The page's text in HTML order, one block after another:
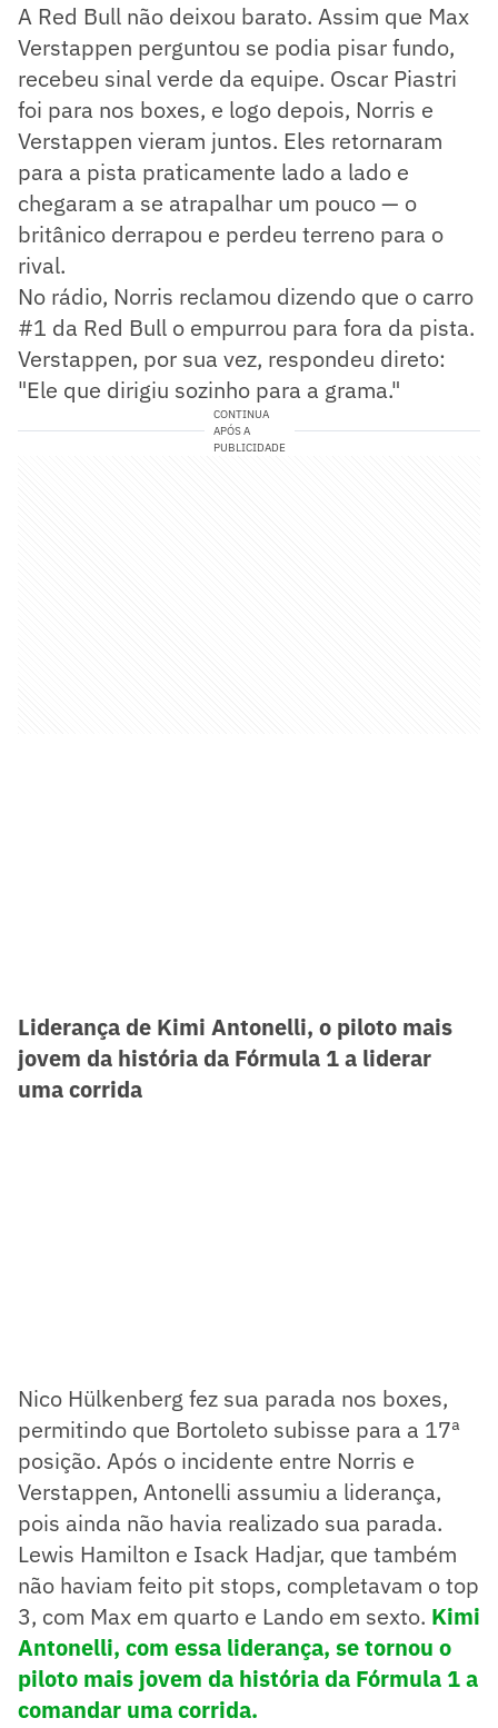
A Red Bull não deixou barato. Assim que Max
Verstappen perguntou se podia pisar fundo,
recebeu sinal verde da equipe. Oscar Piastri
foi para nos boxes, e logo depois, Norris e
Verstappen vieram juntos. Eles retornaram
para a pista praticamente lado a lado e
chegaram a se atrapalhar um pouco — o
britânico derrapou e perdeu terreno para o
rival.
No rádio, Norris reclamou dizendo que o carro
#1 da Red Bull o empurrou para fora da pista.
Verstappen, por sua vez, respondeu direto:
"Ele que dirigiu sozinho para a grama."
CONTINUA
APÓS A
PUBLICIDADE
Liderança de Kimi Antonelli, o piloto mais
jovem da história da Fórmula 1 a liderar
uma corrida
Nico Hülkenberg fez sua parada nos boxes,
permitindo que Bortoleto subisse para a 17ª
posição. Após o incidente entre Norris e
Verstappen, Antonelli assumiu a liderança,
pois ainda não havia realizado sua parada.
Lewis Hamilton e Isack Hadjar, que também
não haviam feito pit stops, completavam o top
3, com Max em quarto e Lando em sexto. Kimi
Antonelli, com essa liderança, se tornou o
piloto mais jovem da história da Fórmula 1 a
comandar uma corrida.